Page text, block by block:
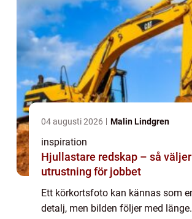
04 augusti 2026 Malin Lindgren
inspiration
Hjullastare redskap – så
utrustning för jobbet
Ett körkortsfoto kan kännas som
detalj, men bilden följer med